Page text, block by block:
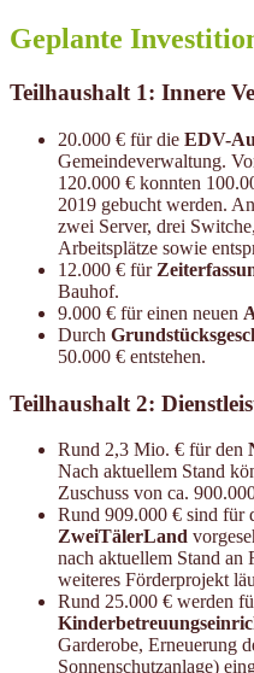
Geplante
Teilhaushalt 1: Innere
20.000 € für die EDV-
Gemeindeverwaltung.
120.000 € konnten
2019 gebucht werden.
zwei Server, drei
Arbeitsplätze sowie
12.000 € für
Bauhof.
9.000 € für einen neuen
Durch
50.000 € entstehen.
Teilhaushalt 2:
Rund 2,3 Mio. € für den
Nach aktuellem Stand
Zuschuss von ca.
Rund 909.000 € sind für
ZweiTälerLand
nach aktuellem Stand an
weiteres Förderprojekt
Rund 25.000 € werden
Garderobe, Erneuerung
Sonnenschutzanlage)